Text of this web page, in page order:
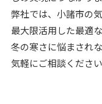
弊社では、小諸市の
最大限活用した最適
冬の寒さに悩まされ
気軽にご相談ください